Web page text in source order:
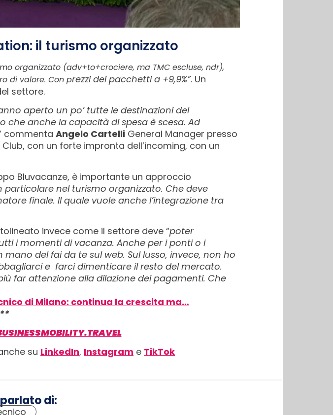
il turismo organizzato
organizzato (adv+to+crociere, ma TMC escluse, ndr),
di valore. Con prezzi dei pacchetti a +9,9%”. Un
settore.
aperto un po’ tutte le destinazioni del
che anche la capacità di spesa è scesa. Ad
commenta Angelo Cartelli General Manager presso
con un forte impronta dell’incoming, con un
Bluvacanze, è importante un approccio
nel turismo organizzato. Che deve
finale. Il quale vuole anche l’integrazione tra
invece come il settore deve “poter
i momenti di vacanza. Anche per i ponti o i
del fai da te sul web. Sul lusso, invece, non ho
e farci dimenticare il resto del mercato.
far attenzione alla dilazione dei pagamenti. Che
di Milano: continua la crescita ma…
su LinkedIn, Instagram e TikTok
di: